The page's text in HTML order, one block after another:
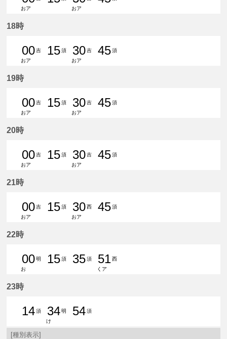
0分はつ 普通吉良吉田いき
おア
おア
18時
00
0分はつ 普通吉良吉田いき
吉
おア
15須
30吉
おア
45須
19時
00
0分はつ 普通吉良吉田いき
吉
おア
15須
30吉
おア
45須
20時
00
0分はつ 普通吉良吉田いき
吉
おア
15須
30吉
おア
45須
21時
00
0分はつ 普通吉良吉田いき
吉
おア
15須
30西
おア
45須
22時
00
0分はつ 普通豊明いき
明
お
15
15分はつ 普通須ケ口いき
須
35須
51西
くア
23時
14
14分はつ 普通須ケ口いき
須
34
34分はつ 普通豊明いき
明
け
54
54分はつ 普通須ケ口いき
須
[種別表示]